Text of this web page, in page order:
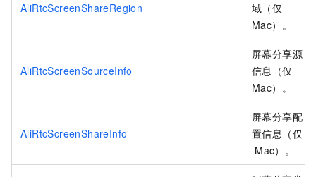
AliRtcScreenShareRegion
域（仅
Mac）。
AliRtcScreenSourceInfo
屏幕分享源
信息（仅
Mac）。
AliRtcScreenShareInfo
屏幕分享配
置信息（仅
Mac）。